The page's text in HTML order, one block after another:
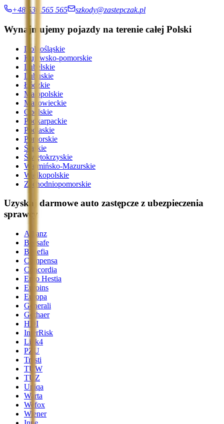
+48 536 565 565 szkody@zastepczak.pl
Wynajmujemy pojazdy na terenie całej Polski
Dolnośląskie
Kujawsko-pomorskie
Lubelskie
Lubuskie
Łódzkie
Małopolskie
Mazowieckie
Opolskie
Podkarpackie
Podlaskie
Pomorskie
Śląskie
Świętokrzyskie
Warmińsko-Mazurskie
Wielkopolskie
Zachodniopomorskie
Uzyskaj darmowe auto zastępcze z ubezpieczenia
sprawcy
Allianz
Beesafe
Benefia
Compensa
Concordia
Ergo Hestia
Euroins
Europa
Generali
Gothaer
HDI
InterRisk
Link4
PZU
Trasti
TUW
TUZ
Uniqa
Warta
Wefox
Wiener